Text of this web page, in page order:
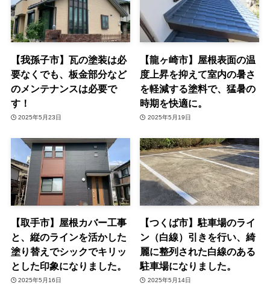
【我孫子市】瓦の塗装は必
要なくでも、板金部分など
のメンテナンスは必要で
す！
2025年5月23日
【龍ヶ崎市】屋根表面の温
度上昇を抑えて室内の暑さ
を軽減する塗料で、猛暑の
時期を快適に。
2025年5月19日
【取手市】屋根カバー工事
と、縦のラインを活かした
塗り替えでシックでキリッ
とした印象になりました。
2025年5月16日
【つくば市】駐車場のライ
ン（白線）引きを行い、綺
麗に整列された白線のある
駐車場になりました。
2025年5月14日